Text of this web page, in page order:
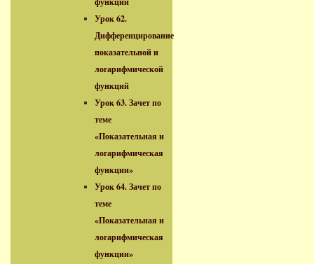
Урок 62.
Дифференцирование
показательной и
логарифмической
функций
Урок 63. Зачет по
теме
«Показательная и
логарифмическая
функции»
Урок 64. Зачет по
теме
«Показательная и
логарифмическая
функции»